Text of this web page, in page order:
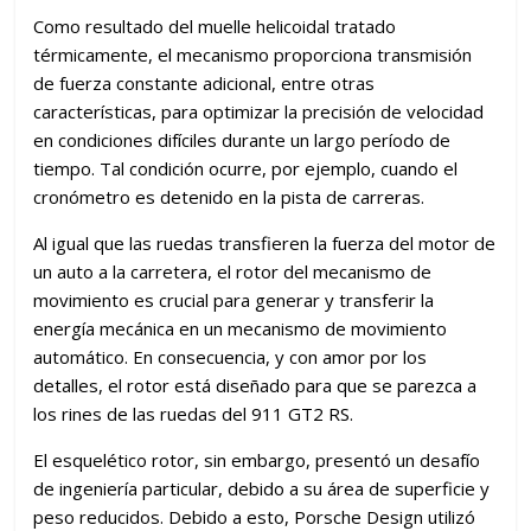
Como resultado del muelle helicoidal tratado
térmicamente, el mecanismo proporciona transmisión
de fuerza constante adicional, entre otras
características, para optimizar la precisión de velocidad
en condiciones difíciles durante un largo período de
tiempo. Tal condición ocurre, por ejemplo, cuando el
cronómetro es detenido en la pista de carreras.
Al igual que las ruedas transfieren la fuerza del motor de
un auto a la carretera, el rotor del mecanismo de
movimiento es crucial para generar y transferir la
energía mecánica en un mecanismo de movimiento
automático. En consecuencia, y con amor por los
detalles, el rotor está diseñado para que se parezca a
los rines de las ruedas del 911 GT2 RS.
El esquelético rotor, sin embargo, presentó un desafío
de ingeniería particular, debido a su área de superficie y
peso reducidos. Debido a esto, Porsche Design utilizó